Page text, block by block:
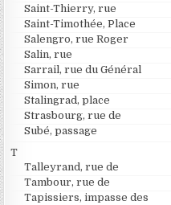
Saint-Thierry, rue
Saint-Timothée, Place
Salengro, rue Roger
Salin, rue
Sarrail, rue du Général
Simon, rue
Stalingrad, place
Strasbourg, rue de
Subé, passage
T
Talleyrand, rue de
Tambour, rue de
Tapissiers, impasse des